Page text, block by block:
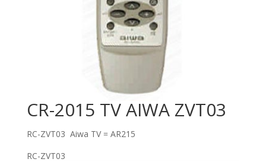
CR-2015 TV AIWA ZVT03
RC-ZVT03 Aiwa TV = AR215
RC-ZVT03